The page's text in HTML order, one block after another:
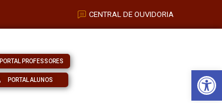
CENTRAL DE OUVIDORIA
PORTAL PROFESSORES
PORTAL ALUNOS Barra de